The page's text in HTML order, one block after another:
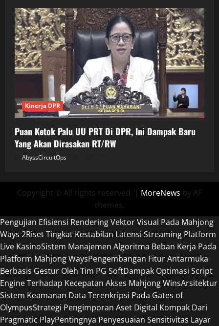
Kinerja DPR
Puan Ketok Palu UU PRT Di DPR, Ini Dampak Baru
Yang Akan Dirasakan RT/RW
AbyssCircuitOps
Copyright © All rights reserved. | MoreNews by AF
themes.
Pengujian Efisiensi Rendering Vektor Visual Pada Mahjong
Ways 2Riset Tingkat Kestabilan Latensi Streaming Platform
Live KasinoSistem Manajemen Algoritma Beban Kerja Pada
Platform Mahjong WaysPengembangan Fitur Antarmuka
Berbasis Gestur Oleh Tim PG SoftDampak Optimasi Script
Engine Terhadap Kecepatan Akses Mahjong WinsArsitektur
Sistem Keamanan Data Terenkripsi Pada Gates of
OlympusStrategi Pengimporan Aset Digital Kompak Dari
Pragmatic PlayPentingnya Penyesuaian Sensitivitas Layar